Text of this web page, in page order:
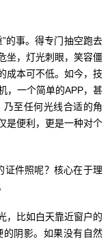
的事。得专门抽空跑去
坐，灯光刺眼，笑容僵
成本可不低。如今，技
，一个简单的APP，甚
至任何光线合适的角
是便利，更是一种对个
证件照呢？核心在于理
，比如白天靠近窗户的
阴影。如果没有自然